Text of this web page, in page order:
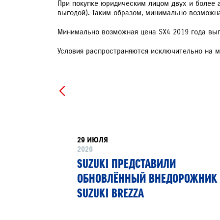
ЗАПИСЬ НА ТО
При покупке юридическим лицом двух и более
выгодой). Таким образом, минимально
Минимально возможная цена SX4 2019 года
Условия распространяются исключительно на
29 ИЮЛЯ
2026
SUZUKI ПРЕДСТАВИЛИ
ОБНОВЛЁННЫЙ ВНЕДОРОЖНИК
SUZUKI BREZZA